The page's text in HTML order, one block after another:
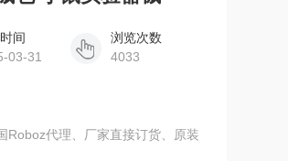
间
03-31
浏览次数
4033
Roboz代理、厂家直接订货、原装